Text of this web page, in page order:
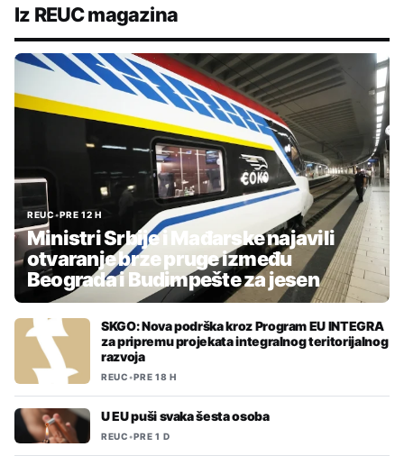
Iz REUC magazina
REUC•PRE 12 H
Ministri Srbije i Mađarske najavili
otvaranje brze pruge između
Beograda i Budimpešte za jesen
SKGO: Nova podrška kroz Program EU INTEGRA
za pripremu projekata integralnog teritorijalnog
razvoja
REUC•PRE 18 H
U EU puši svaka šesta osoba
REUC•PRE 1 D